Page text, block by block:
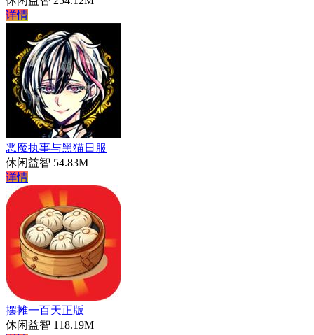
详情
恶魔执事与黑猫日服
休闲益智 54.83M
详情
摆摊一百天正版
休闲益智 118.19M